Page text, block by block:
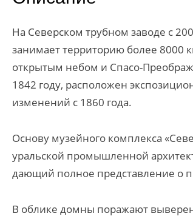
На Северском трубном заводе с
занимает территорию более 8000
открытым небом и Спасо-
1842 году, расположен
изменений с 1860 года.
Основу музейного комплекса
уральской промышленной
дающий полное представление о
В облике домны поражают